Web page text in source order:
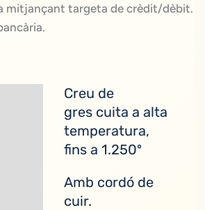
mitjançant targeta de crèdit/dèbit.
Creu de
gres cuita a alta
temperatura,
fins a 1.250º
Amb cordó de
cuir.